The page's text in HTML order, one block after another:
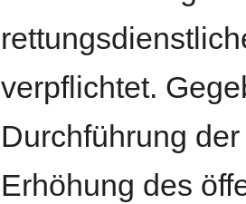
verpflichtet.
Durchführung
Erhöhung des